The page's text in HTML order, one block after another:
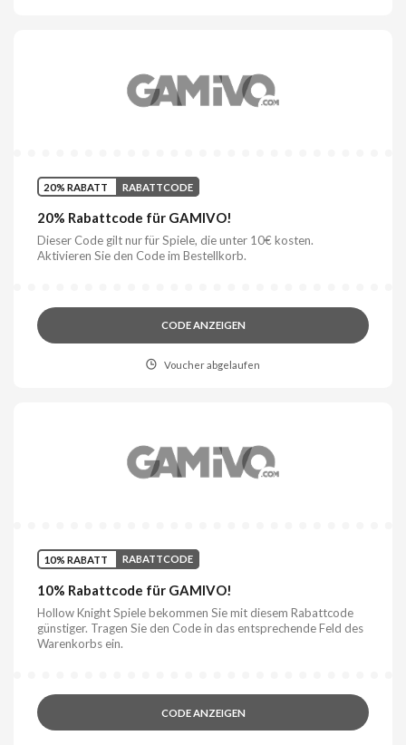
20% RABATT RABATTCODE
20% Rabattcode für GAMIVO!
Dieser Code gilt nur für Spiele, die unter 10€ kosten.
Aktivieren Sie den Code im Bestellkorb.
CODE ANZEIGEN
Voucher abgelaufen
10% RABATT RABATTCODE
10% Rabattcode für GAMIVO!
Hollow Knight Spiele bekommen Sie mit diesem Rabattcode
günstiger. Tragen Sie den Code in das entsprechende Feld des
Warenkorbs ein.
CODE ANZEIGEN